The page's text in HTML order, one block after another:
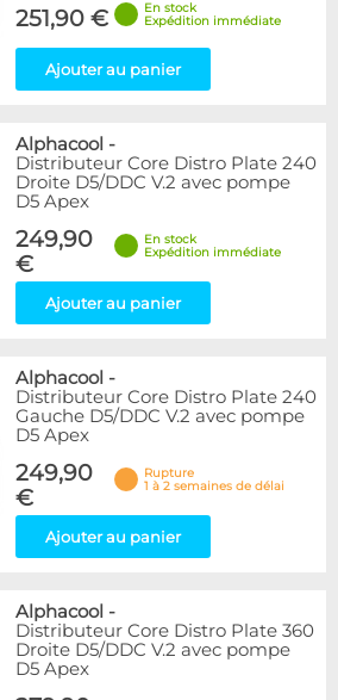
251,90 €
En stock
Expédition immédiate
Ajouter au panier
Alphacool -
Distributeur Core Distro Plate 240
Droite D5/DDC V.2 avec pompe
D5 Apex
249,90
€
En stock
Expédition immédiate
Ajouter au panier
Alphacool -
Distributeur Core Distro Plate 240
Gauche D5/DDC V.2 avec pompe
D5 Apex
249,90
€
Rupture
1 à 2 semaines de délai
Ajouter au panier
Alphacool -
Distributeur Core Distro Plate 360
Droite D5/DDC V.2 avec pompe
D5 Apex